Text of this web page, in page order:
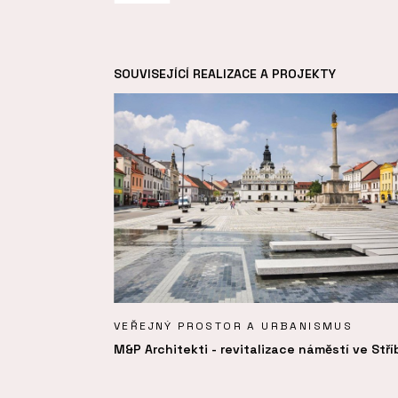
SOUVISEJÍCÍ REALIZACE A PROJEKTY
VEŘEJNÝ PROSTOR A URBANISMUS
M&P Architekti - revitalizace náměstí ve